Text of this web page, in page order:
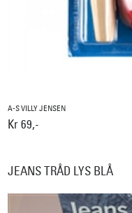
A-S VILLY JENSEN
Kr 69,-
JEANS TRÅD LYS BLÅ